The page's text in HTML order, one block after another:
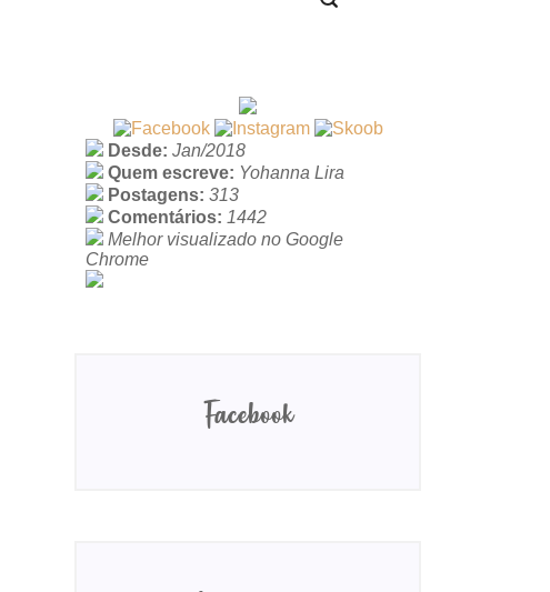
Desde: Jan/2018
Quem escreve: Yohanna Lira
Postagens: 313
Comentários: 1442
Melhor visualizado no Google
Chrome
Facebook